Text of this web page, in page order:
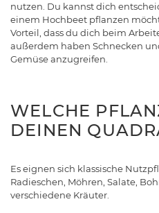
nutzen. Du kannst dich
einem Hochbeet pflanzen
Vorteil, dass du dich beim
außerdem haben Schnecken
Gemüse anzugreifen.
WELCHE
DEINEN
Es eignen sich klassische
Radieschen, Möhren, Salate,
verschiedene Kräuter.